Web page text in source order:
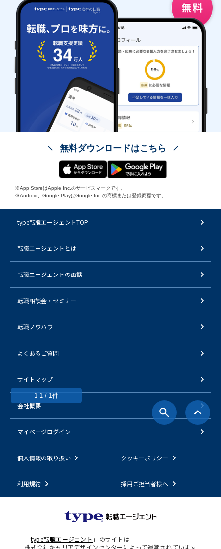
1-1 / 1件
無料ダウンロードはこちら
※App StoreはApple Inc.のサービスマークです。
※Android、Google PlayはGoogle Inc.の商標または登録商標です。
type転職エージェントTOP
転職エージェントとは
転職エージェントの面談
転職相談会・セミナー
転職ノウハウ
よくあるご質問
サイトマップ
会社概要
マイページログイン
個人情報の取り扱い クッキーポリシー
利用規約 採用ご担当者様へ
「type転職エージェント 」のサイトは
株式会社キャリアデザインセンターによって運営されています